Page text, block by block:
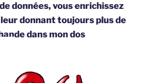
données, vous enrichissez
donnant toujours plus de
dans mon dos